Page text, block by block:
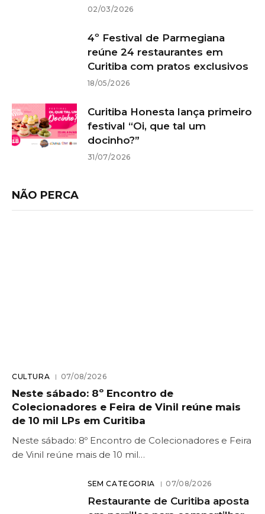
02/03/2026
4º Festival de Parmegiana
reúne 24 restaurantes em
Curitiba com pratos exclusivos
18/05/2026
Curitiba Honesta lança primeiro
festival “Oi, que tal um
docinho?”
31/07/2026
NÃO PERCA
CULTURA 07/08/2026
Neste sábado: 8º Encontro de
Colecionadores e Feira de Vinil reúne mais
de 10 mil LPs em Curitiba
Neste sábado: 8º Encontro de Colecionadores e Feira
de Vinil reúne mais de 10 mil…
SEM CATEGORIA 07/08/2026
Restaurante de Curitiba aposta